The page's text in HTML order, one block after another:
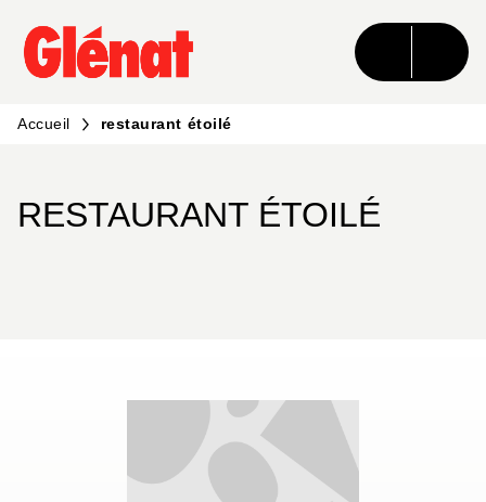
MENU RECHERCHE CONTENU
PIED DE PAGE
Accueil restaurant étoilé
RESTAURANT ÉTOILÉ